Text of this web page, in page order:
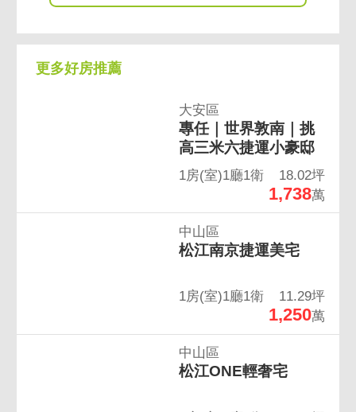
更多好房推薦
大安區
專任｜世界敦南｜挑
高三米六捷運小豪邸
1房(室)1廳1衛 18.02坪
1,738萬
中山區
松江南京捷運美宅
1房(室)1廳1衛 11.29坪
1,250萬
中山區
松江ONE輕奢宅